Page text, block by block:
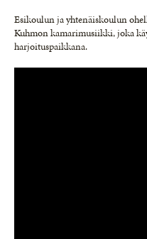
Esikoulun ja yhtenäiskoulun
Kuhmon kamarimusiikki, joka
harjoituspaikkana.